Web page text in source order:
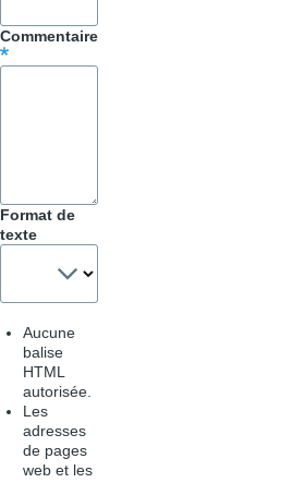
Commentaire
Format de
texte
Aucune
balise
HTML
autorisée.
Les
adresses
de pages
web et les